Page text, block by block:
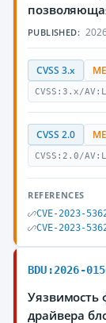
PUBLISHED:
CVSS 3.x
CVSS:3.x/
CVSS 2.0
CVSS:2.0/
REFERENCES
CVE-2023-
CVE-2023-
BDU:2026-
Уязвимость
драйвера